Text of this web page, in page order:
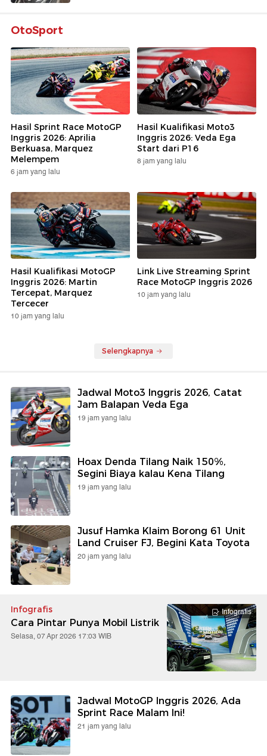
OtoSport
Hasil Sprint Race MotoGP
Inggris 2026: Aprilia
Berkuasa, Marquez
Melempem
6 jam yang lalu
Hasil Kualifikasi Moto3
Inggris 2026: Veda Ega
Start dari P16
8 jam yang lalu
Hasil Kualifikasi MotoGP
Inggris 2026: Martin
Tercepat, Marquez
Tercecer
10 jam yang lalu
Link Live Streaming Sprint
Race MotoGP Inggris 2026
10 jam yang lalu
Selengkapnya
Jadwal Moto3 Inggris 2026, Catat
Jam Balapan Veda Ega
19 jam yang lalu
Hoax Denda Tilang Naik 150%,
Segini Biaya kalau Kena Tilang
19 jam yang lalu
Jusuf Hamka Klaim Borong 61 Unit
Land Cruiser FJ, Begini Kata Toyota
20 jam yang lalu
Infografis
Infografis
Cara Pintar Punya Mobil Listrik
Selasa, 07 Apr 2026 17:03 WIB
Jadwal MotoGP Inggris 2026, Ada
Sprint Race Malam Ini!
21 jam yang lalu